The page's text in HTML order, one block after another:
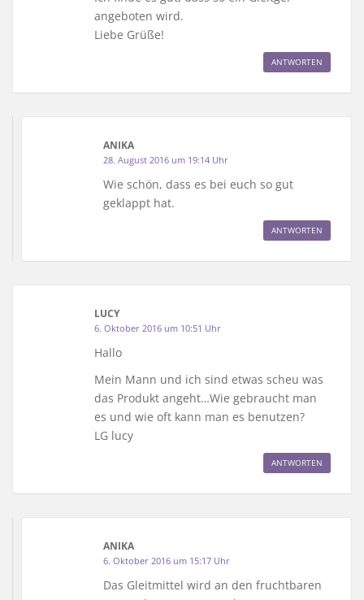
angeboten wird.
Liebe Grüße!
ANTWORTEN
ANIKA
28. August 2016 um 19:14 Uhr
Wie schön, dass es bei euch so gut
geklappt hat.
ANTWORTEN
LUCY
6. Oktober 2016 um 10:51 Uhr
Hallo
Mein Mann und ich sind etwas scheu was
das Produkt angeht…Wie gebraucht man
es und wie oft kann man es benutzen?
LG lucy
ANTWORTEN
ANIKA
6. Oktober 2016 um 15:17 Uhr
Das Gleitmittel wird an den fruchtbaren